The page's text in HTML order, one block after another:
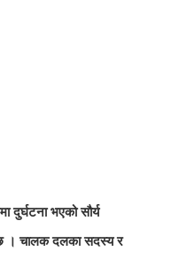
दुर्घटना भएको सौर्य
। चालक दलका सदस्य र